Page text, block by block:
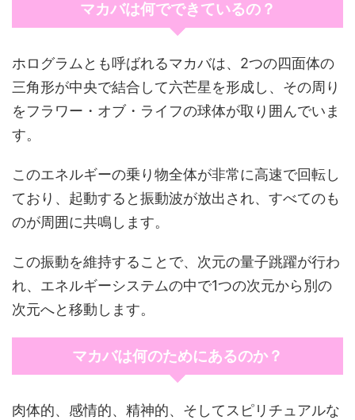
マカバは何でできているの？
ホログラムとも呼ばれるマカバは、2つの四面体の
三角形が中央で結合して六芒星を形成し、その周り
をフラワー・オブ・ライフの球体が取り囲んでいま
す。
このエネルギーの乗り物全体が非常に高速で回転し
ており、起動すると振動波が放出され、すべてのも
のが周囲に共鳴します。
この振動を維持することで、次元の量子跳躍が行わ
れ、エネルギーシステムの中で1つの次元から別の
次元へと移動します。
マカバは何のためにあるのか？
肉体的、感情的、精神的、そしてスピリチュアルな